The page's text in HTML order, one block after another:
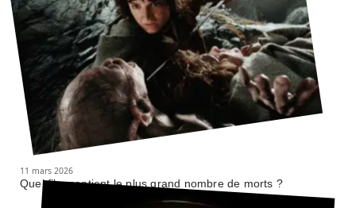
11 mars 2026
Quel film contient le plus grand nombre de morts ?